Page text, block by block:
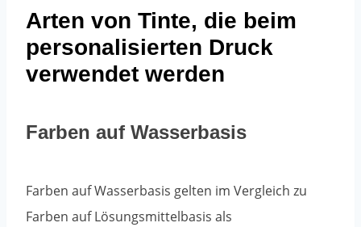
Arten von Tinte, die beim
personalisierten Druck
verwendet werden
Farben auf Wasserbasis
Farben auf Wasserbasis gelten im Vergleich zu
Farben auf Lösungsmittelbasis als